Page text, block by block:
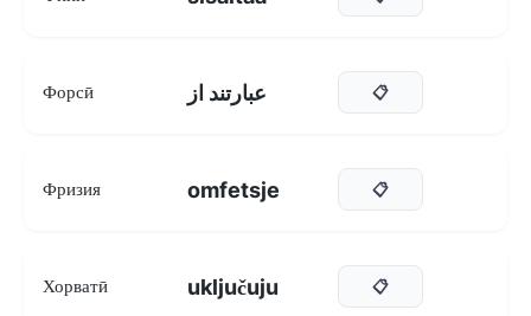
Форсӣ عبارتند از 📋
Фризия omfetsje 📋
Хорватӣ uključuju 📋